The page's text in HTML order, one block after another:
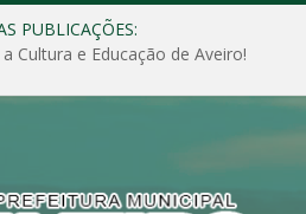
PUBLICAÇÕES:
Cultura e Educação de Aveiro!